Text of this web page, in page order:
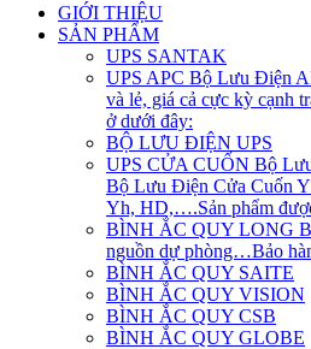
GIỚI THIỆU
SẢN PHẨM
UPS SANTAK
UPS APC Bộ Lưu Điện
và lẻ, giá cả cực kỳ cạnh
ở dưới đây:
BỘ LƯU ĐIỆN UPS
UPS CỬA CUỐN Bộ
Bộ Lưu Điện Cửa Cuốn
Yh, HD,….Sản phẩm
BÌNH ẮC QUY LONG
nguồn dự phòng…Bảo
BÌNH ẮC QUY SAITE
BÌNH ẮC QUY VISION
BÌNH ẮC QUY CSB
BÌNH ẮC QUY GLOBE